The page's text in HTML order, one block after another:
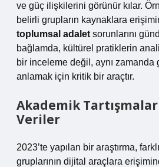
ve güç ilişkilerini görünür kılar.
belirli grupların kaynaklara
toplumsal adalet sorunlarını
bağlamda, kültürel pratiklerin
bir inceleme değil, aynı
anlamak için kritik bir araçtır.
Akademik
Veriler
2023’te yapılan bir araştırma,
gruplarının dijital araçlara